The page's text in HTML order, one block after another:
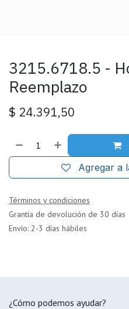
3215.6718.5 -
Reemplazo
$ 24.391,50
Agregar a
Términos y condiciones
Grantía de devolución de 30 días
Envío: 2-3 días hábiles
¿Cómo podemos ayudar?